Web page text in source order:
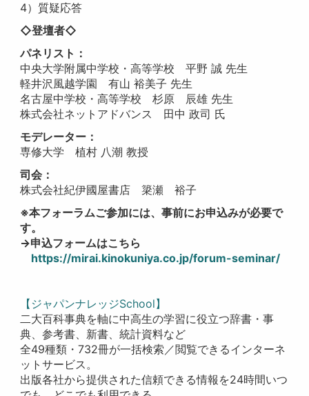
4）質疑応答
◇登壇者◇
パネリスト：
中央大学附属中学校・高等学校 平野 誠 先生
軽井沢風越学園 有山 裕美子 先生
名古屋中学校・高等学校杉原 辰雄 先生
株式会社ネットアドバンス 田中 政司 氏
モデレーター：
専修大学 植村 八潮 教授
司会：
株式会社紀伊國屋書店 簗瀬 裕子
※本フォーラムご参加には、事前にお申込みが必要で
す。
→申込フォームはこちら
https://mirai.kinokuniya.co.jp/forum-seminar/
【ジャパンナレッジSchool】
二大百科事典を軸に中高生の学習に役立つ辞書・事
典、参考書、新書、統計資料など
全49種類・732冊が一括検索／閲覧できるインターネ
ットサービス。
出版各社から提供された信頼できる情報を24時間いつ